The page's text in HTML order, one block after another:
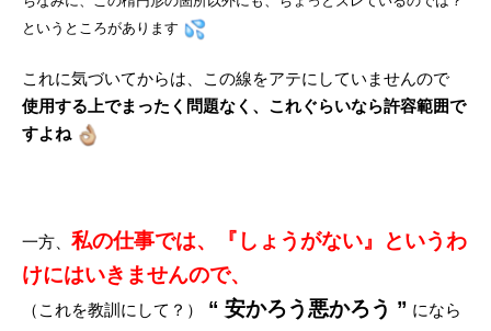
というところがあります
これに気づいてからは、この線をアテにしていませんので
使用する上でまったく問題なく、これぐらいなら許容範囲で
すよね
一方、 私の仕事では、『しょうがない』というわ
けにはいきませんので、
（これを教訓にして？） “ 安かろう悪かろう ” になら